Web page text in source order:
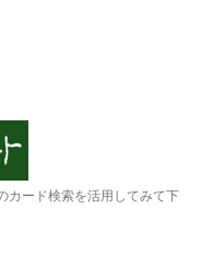
カード検索を活用してみて下